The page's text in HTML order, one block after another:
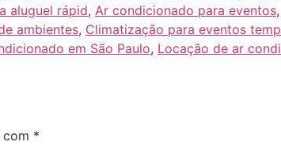
aluguel rápid, Ar condicionado para eventos,
ambientes, Climatização para eventos
em São Paulo, Locação de ar
*